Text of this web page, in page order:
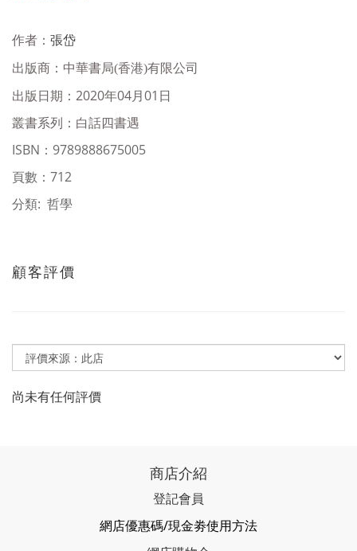
作者： 張岱
出版商： 中華書局(香港)有限公司
出版日期：2020年04月01日
叢書系列：白話四書遇
ISBN ： 9789888675005
頁數：712
分類: 哲學
顧客評價
尚未有任何評價
商店介紹
登記會員
網店優惠碼/現金劵使用方法